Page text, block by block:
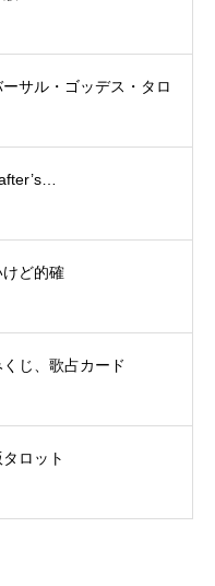
サル・ゴッデス・タロ
ど的確
じ、歌占カード
ロット